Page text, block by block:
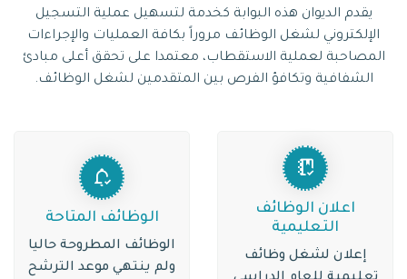
يقدم الديوان هذه البوابة كخدمة لتسهيل عملية التسجيل
الإلكتروني لشغل الوظائف مروراً بكافة العمليات والإجراءات
المصاحبة لعملية الاستقطاب، معتمدا على تحقق أعلى مبادئ
الشفافية وتكافؤ الفرص بين المتقدمين لشغل الوظائف.
اعلان الوظائف
التعليمية
إعلان لشغل وظائف
الوظائف المتاحة
الوظائف المطروحة حاليا
ولم ينتهي موعد الترشح